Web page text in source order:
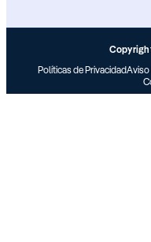
Políticas de PrivacidadAviso